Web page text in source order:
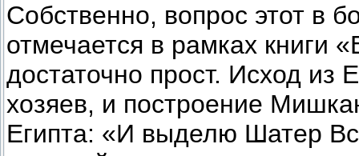
Собственно, вопрос этот в
отмечается в рамках книги
достаточно прост. Исход из
хозяев, и построение
Египта: «И выделю Шатер